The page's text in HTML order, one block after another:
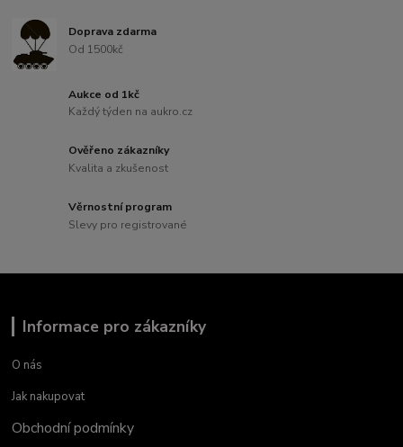
Doprava zdarma
Od 1500kč
Aukce od 1kč
Každý týden na aukro.cz
Ověřeno zákazníky
Kvalita a zkušenost
Věrnostní program
Slevy pro registrované
Informace pro zákazníky
O nás
Jak nakupovat
Obchodní podmínky